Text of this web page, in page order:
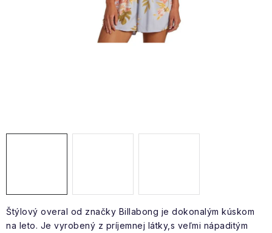
Doprava a platba
Štýlový overal od značky Billabong je dokonalým kúskom
na leto. Je vyrobený z príjemnej látky,s veľmi nápaditým